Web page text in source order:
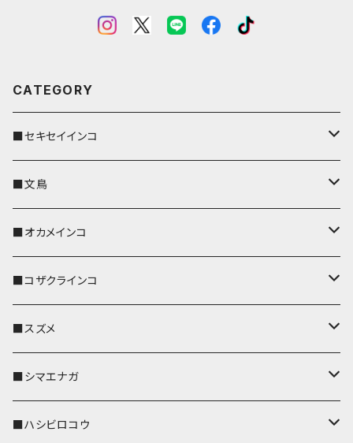
CATEGORY
■セキセイインコ
キーカバー
キーホルダー
パスケース
リール付きストラップ
リールのみ
ストラップ付
IDカードホルダー
キーケース
■文鳥
キーカバー
キーホルダー
パスケース
リール付きストラップ
リールのみ
キーケース
■オカメインコ
キーカバー
キーホルダー
パスケース
IDカードホルダー
■コザクラインコ
キーカバー
キーホルダー
パスケース
■スズメ
キーカバー
キーホルダー
■シマエナガ
キーカバー
■ハシビロコウ